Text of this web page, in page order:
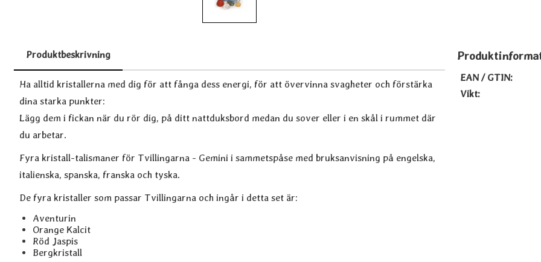
Produktbeskrivning
Produktbeskrivning
Ha alltid kristallerna med dig för att fånga dess energi, för att övervinna svagheter och förstärka
dina starka punkter:
Lägg dem i fickan när du rör dig, på ditt nattduksbord medan du sover eller i en skål i rummet där
du arbetar.
Fyra kristall-talismaner för Tvillingarna - Gemini i sammetspåse med bruksanvisning på engelska,
italienska, spanska, franska och tyska.
De fyra kristaller som passar Tvillingarna och ingår i detta set är:
Aventurin
Orange Kalcit
Röd Jaspis
Bergkristall
EAN / GTIN:
Vikt: